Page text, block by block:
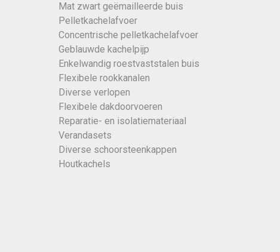
Mat zwart geëmailleerde buis
Pelletkachelafvoer
Concentrische pelletkachelafvoer
Geblauwde kachelpijp
Enkelwandig roestvaststalen buis
Flexibele rookkanalen
Diverse verlopen
Flexibele dakdoorvoeren
Reparatie- en isolatiemateriaal
Verandasets
Diverse schoorsteenkappen
Houtkachels